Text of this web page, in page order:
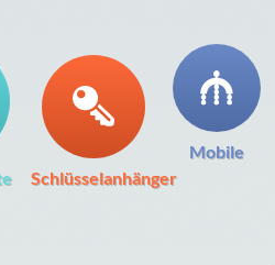
Schlüsselanhänger
Mobile